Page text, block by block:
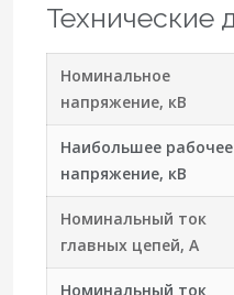
Технические
Номинальное
напряжение, кВ
Наибольшее рабочее
напряжение, кВ
Номинальный ток
главных цепей, А
Номинальный ток